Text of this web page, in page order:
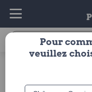
Recherche
Pour
veuillez